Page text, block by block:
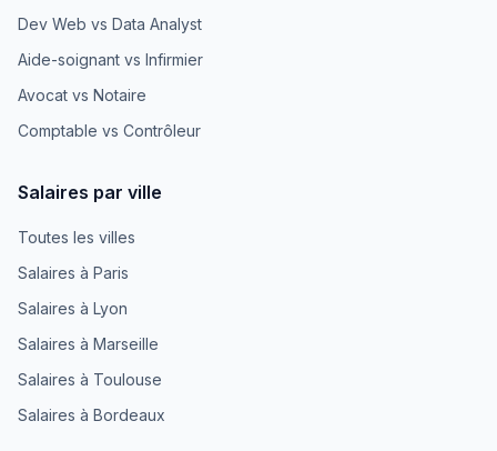
Dev Web vs Data Analyst
Aide-soignant vs Infirmier
Avocat vs Notaire
Comptable vs Contrôleur
Salaires par ville
Toutes les villes
Salaires à Paris
Salaires à Lyon
Salaires à Marseille
Salaires à Toulouse
Salaires à Bordeaux